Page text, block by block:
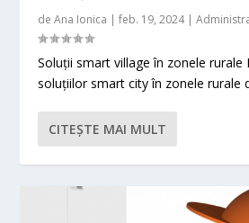
deAna Ionica |feb. 19, 2024|
Soluții smart village în zonele rurale
soluțiilor smart city în zonele rurale
CITEŞTE MAI MULT